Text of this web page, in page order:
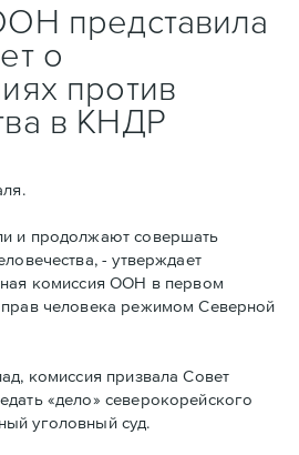
представила
о
против
в КНДР
и продолжают совершать
- утверждает
комиссия ООН в первом
человека режимом Северной
комиссия призвала Совет
«дело» северокорейского
уголовный суд.